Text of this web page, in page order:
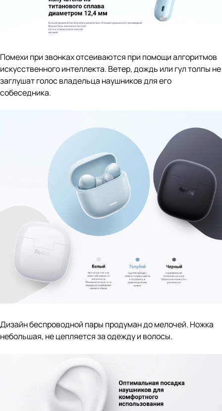
Помехи при звонках отсеиваются при помощи алгоритмов
искусственного интеллекта. Ветер, дождь или гул толпы не
заглушат голос владельца наушников для его
собеседника.
Дизайн беспроводной пары продуман до мелочей. Ножка
небольшая, не цепляется за одежду и волосы.